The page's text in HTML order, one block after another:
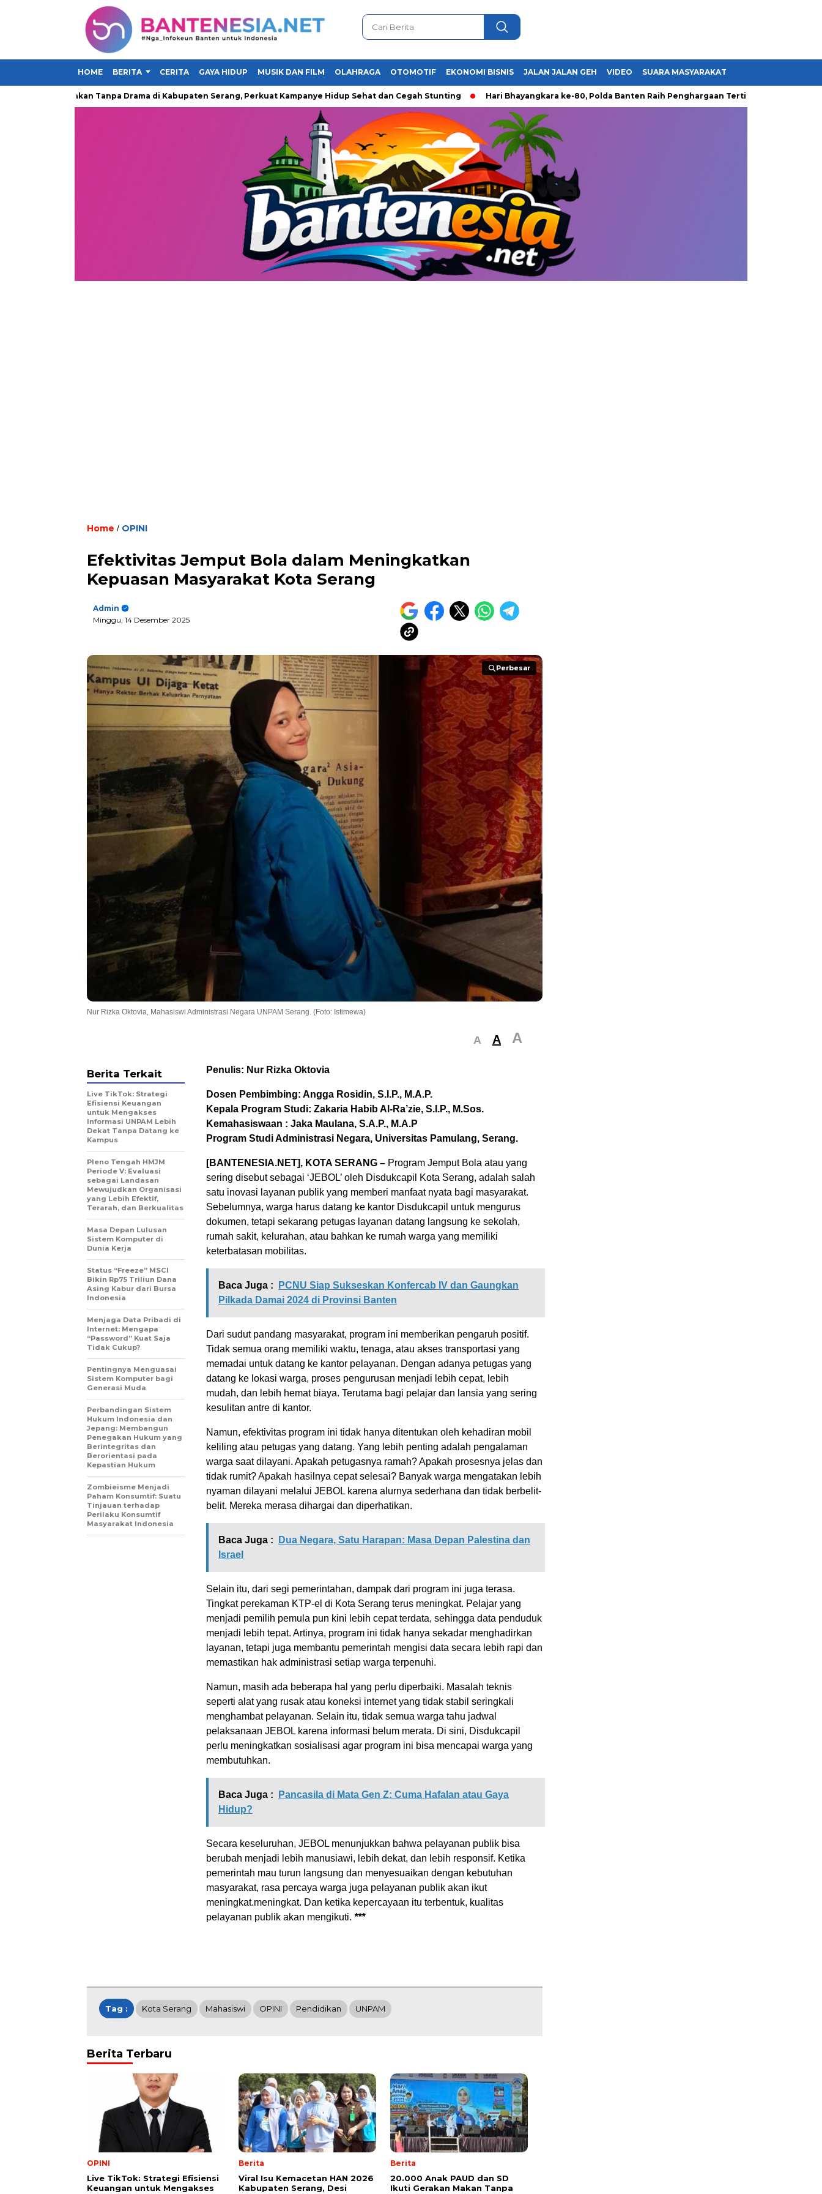
HOME BERITA CERITA GAYA HIDUP MUSIK DAN FILM OLAHRAGA OTOMOTIF EKONOMI BISNIS JALAN JALAN GEH VIDEO SUARA MASYARAKAT
Makan Tanpa Drama di Kabupaten Serang, Perkuat Kampanye Hidup Sehat dan Cegah Stunting Hari Bhayangkara ke-80, Polda Banten Raih Penghargaan Tertinggi dari Presiden
Home / OPINI
Efektivitas Jemput Bola dalam Meningkatkan
Kepuasan Masyarakat Kota Serang
Admin
Minggu, 14 Desember 2025
Perbesar
Perbesar
Nur Rizka Oktovia, Mahasiswi Administrasi Negara UNPAM Serang. (Foto: Istimewa)
A A A
Penulis: Nur Rizka Oktovia
Dosen Pembimbing: Angga Rosidin, S.I.P., M.A.P.
Kepala Program Studi: Zakaria Habib Al-Ra’zie, S.I.P., M.Sos.
Kemahasiswaan : Jaka Maulana, S.A.P., M.A.P
Program Studi Administrasi Negara, Universitas Pamulang, Serang.
[BANTENESIA.NET], KOTA SERANG – Program Jemput Bola atau yang
sering disebut sebagai ‘JEBOL’ oleh Disdukcapil Kota Serang, adalah salah
satu inovasi layanan publik yang memberi manfaat nyata bagi masyarakat.
Sebelumnya, warga harus datang ke kantor Disdukcapil untuk mengurus
dokumen, tetapi sekarang petugas layanan datang langsung ke sekolah,
rumah sakit, kelurahan, atau bahkan ke rumah warga yang memiliki
keterbatasan mobilitas.
Baca Juga :
PCNU Siap Sukseskan Konfercab IV dan Gaungkan
Pilkada Damai 2024 di Provinsi Banten
Dari sudut pandang masyarakat, program ini memberikan pengaruh positif.
Tidak semua orang memiliki waktu, tenaga, atau akses transportasi yang
memadai untuk datang ke kantor pelayanan. Dengan adanya petugas yang
datang ke lokasi warga, proses pengurusan menjadi lebih cepat, lebih
mudah, dan lebih hemat biaya. Terutama bagi pelajar dan lansia yang sering
kesulitan antre di kantor.
Namun, efektivitas program ini tidak hanya ditentukan oleh kehadiran mobil
keliling atau petugas yang datang. Yang lebih penting adalah pengalaman
warga saat dilayani. Apakah petugasnya ramah? Apakah prosesnya jelas dan
tidak rumit? Apakah hasilnya cepat selesai? Banyak warga mengatakan lebih
nyaman dilayani melalui JEBOL karena alurnya sederhana dan tidak berbelit-
belit. Mereka merasa dihargai dan diperhatikan.
Baca Juga :
Dua Negara, Satu Harapan: Masa Depan Palestina dan
Israel
Selain itu, dari segi pemerintahan, dampak dari program ini juga terasa.
Tingkat perekaman KTP-el di Kota Serang terus meningkat. Pelajar yang
menjadi pemilih pemula pun kini lebih cepat terdata, sehingga data penduduk
menjadi lebih tepat. Artinya, program ini tidak hanya sekadar menghadirkan
layanan, tetapi juga membantu pemerintah mengisi data secara lebih rapi dan
memastikan hak administrasi setiap warga terpenuhi.
Namun, masih ada beberapa hal yang perlu diperbaiki. Masalah teknis
seperti alat yang rusak atau koneksi internet yang tidak stabil seringkali
menghambat pelayanan. Selain itu, tidak semua warga tahu jadwal
pelaksanaan JEBOL karena informasi belum merata. Di sini, Disdukcapil
perlu meningkatkan sosialisasi agar program ini bisa mencapai warga yang
membutuhkan.
Baca Juga :
Pancasila di Mata Gen Z: Cuma Hafalan atau Gaya
Hidup?
Secara keseluruhan, JEBOL menunjukkan bahwa pelayanan publik bisa
berubah menjadi lebih manusiawi, lebih dekat, dan lebih responsif. Ketika
pemerintah mau turun langsung dan menyesuaikan dengan kebutuhan
masyarakat, rasa percaya warga juga pelayanan publik akan ikut
meningkat.meningkat. Dan ketika kepercayaan itu terbentuk, kualitas
pelayanan publik akan mengikuti. ***
Berita Terkait
Live TikTok: Strategi
Efisiensi Keuangan
untuk Mengakses
Informasi UNPAM Lebih
Dekat Tanpa Datang ke
Kampus
Pleno Tengah HMJM
Periode V: Evaluasi
sebagai Landasan
Mewujudkan Organisasi
yang Lebih Efektif,
Terarah, dan Berkualitas
Masa Depan Lulusan
Sistem Komputer di
Dunia Kerja
Status “Freeze” MSCI
Bikin Rp75 Triliun Dana
Asing Kabur dari Bursa
Indonesia
Menjaga Data Pribadi di
Internet: Mengapa
“Password” Kuat Saja
Tidak Cukup?
Pentingnya Menguasai
Sistem Komputer bagi
Generasi Muda
Perbandingan Sistem
Hukum Indonesia dan
Jepang: Membangun
Penegakan Hukum yang
Berintegritas dan
Berorientasi pada
Kepastian Hukum
Zombieisme Menjadi
Paham Konsumtif: Suatu
Tinjauan terhadap
Perilaku Konsumtif
Masyarakat Indonesia
Tag : Kota Serang Mahasiswi OPINI Pendidikan UNPAM
Berita Terbaru
OPINI
Live TikTok: Strategi Efisiensi
Keuangan untuk Mengakses
Berita
Viral Isu Kemacetan HAN 2026
Kabupaten Serang, Desi
Berita
20.000 Anak PAUD dan SD
Ikuti Gerakan Makan Tanpa